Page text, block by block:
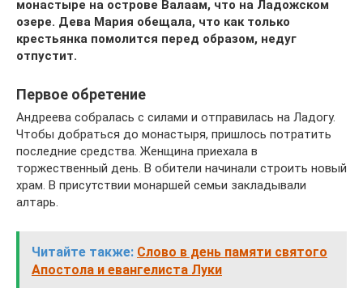
монастыре на острове Валаам, что на Ладожском
озере. Дева Мария обещала, что как только
крестьянка помолится перед образом, недуг
отпустит.
Первое обретение
Андреева собралась с силами и отправилась на Ладогу.
Чтобы добраться до монастыря, пришлось потратить
последние средства. Женщина приехала в
торжественный день. В обители начинали строить новый
храм. В присутствии монаршей семьи закладывали
алтарь.
Читайте также: Слово в день памяти святого
Апостола и евангелиста Луки